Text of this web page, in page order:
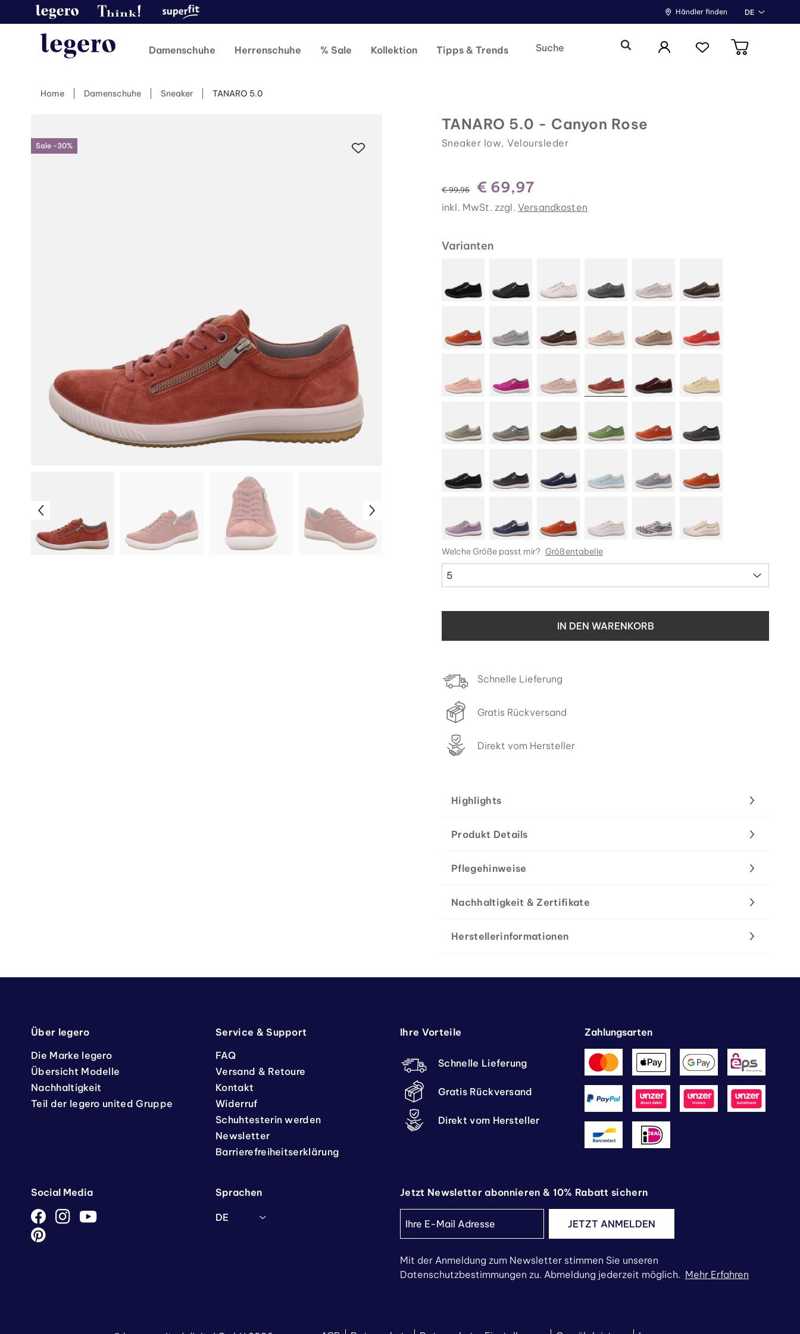
Händler finden DE
Damenschuhe Herrenschuhe % Sale Kollektion Tipps & Trends
Home Damenschuhe Sneaker TANARO 5.0
Sale -30%
TANARO 5.0 - Canyon Rose
Sneaker low, Veloursleder
statt
€ 99,95 € 69,97
inkl. MwSt. zzgl. Versandkosten
Varianten
Welche Größe passt mir? Größentabelle
5
IN DEN WARENKORB
Schnelle Lieferung
Gratis Rückversand
Direkt vom Hersteller
Highlights
Produkt Details
Pflegehinweise
Nachhaltigkeit & Zertifikate
Herstellerinformationen
Über legero
Die Marke legero
Übersicht Modelle
Nachhaltigkeit
Teil der legero united Gruppe
Service & Support
FAQ
Versand & Retoure
Kontakt
Widerruf
Schuhtesterin werden
Newsletter
Barrierefreiheitserklärung
Ihre Vorteile
Schnelle Lieferung
Gratis Rückversand
Direkt vom Hersteller
Zahlungsarten
Social Media Sprachen
DE
Jetzt Newsletter abonnieren & 10% Rabatt sichern
JETZT ANMELDEN
Mit der Anmeldung zum Newsletter stimmen Sie unseren
Datenschutzbestimmungen zu. Abmeldung jederzeit möglich. Mehr Erfahren